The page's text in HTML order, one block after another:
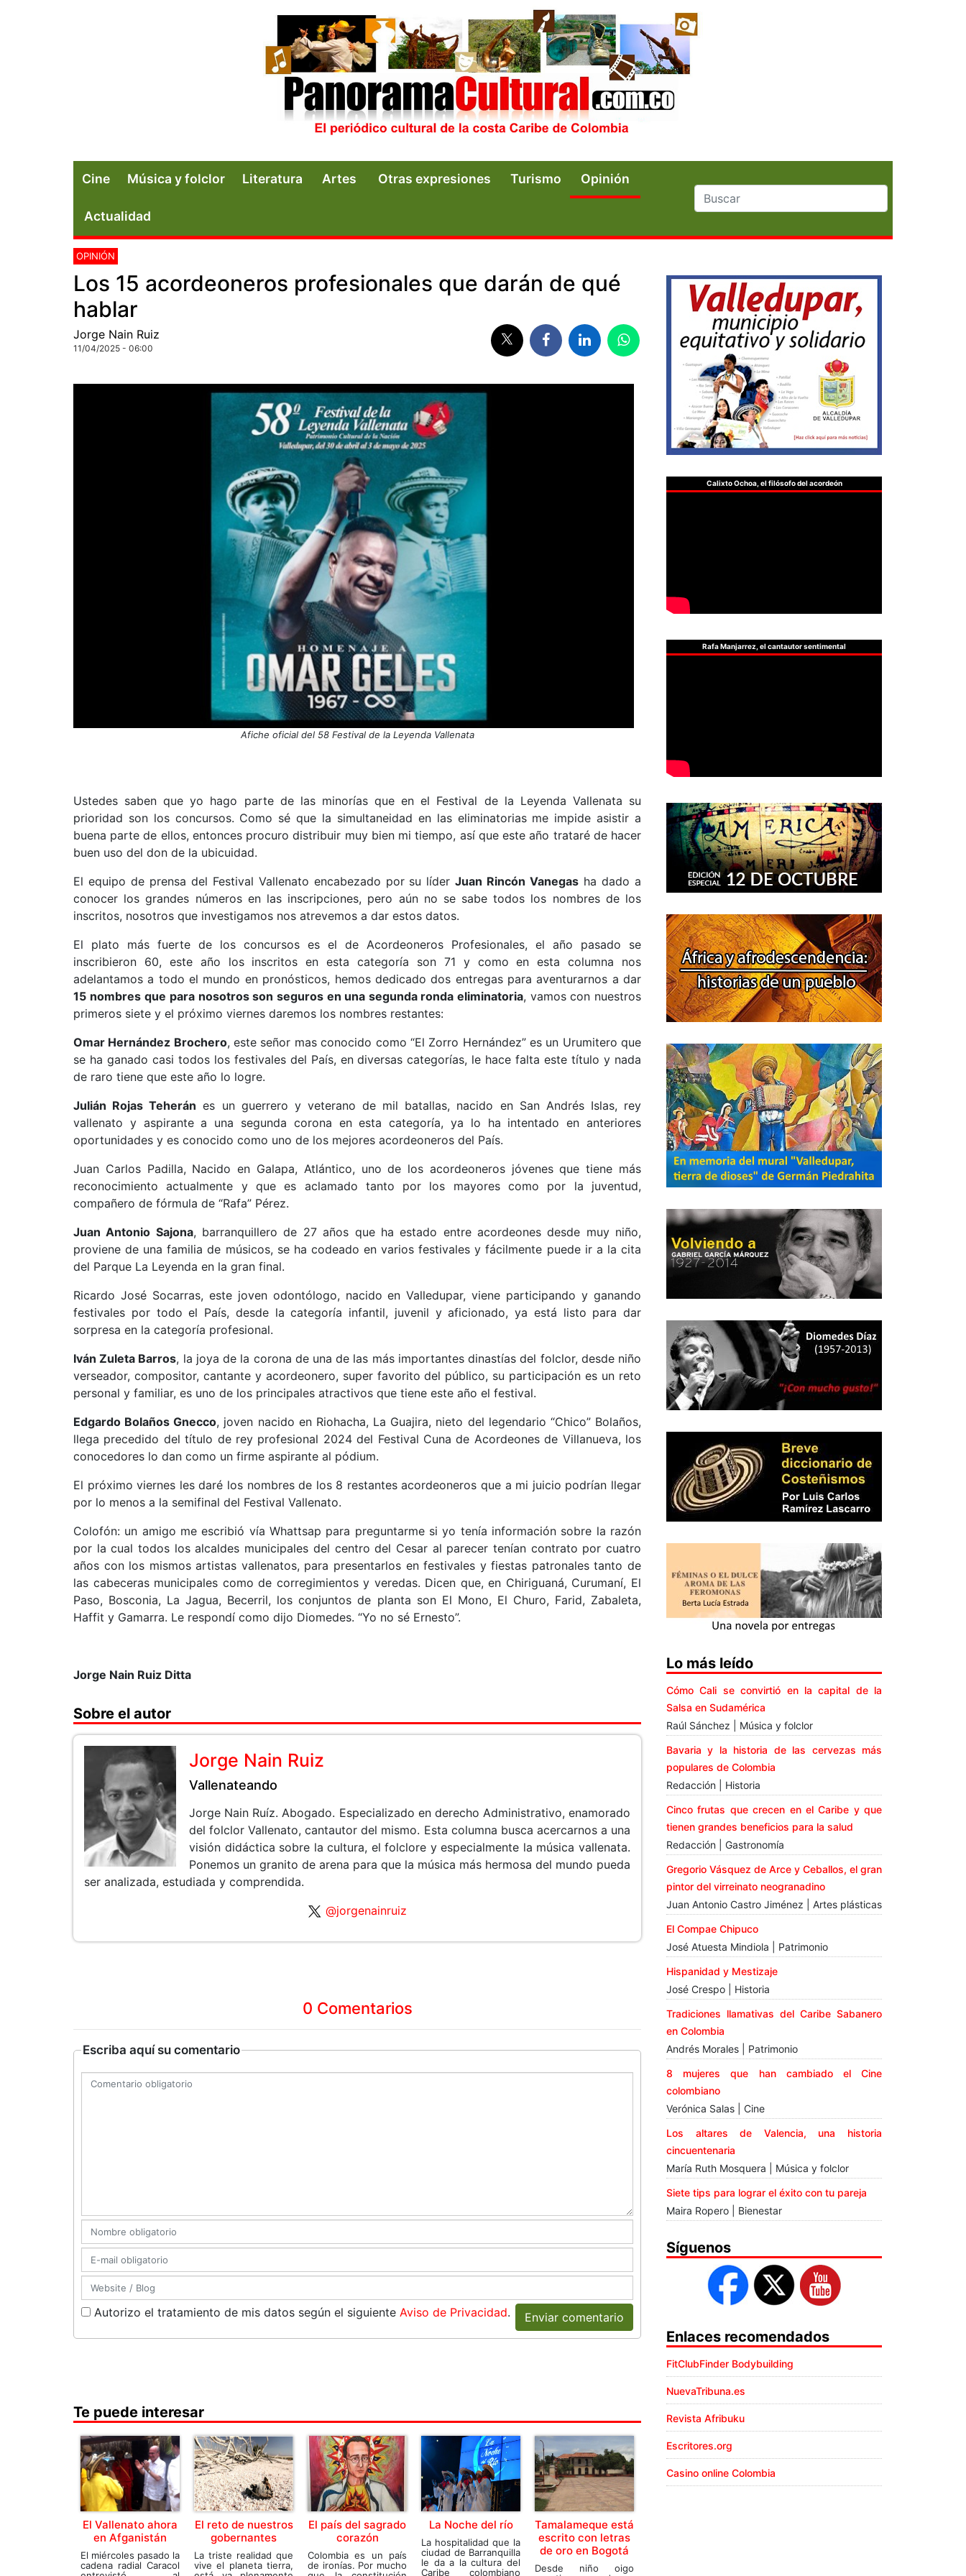
Cine Música y folclor Literatura Artes Otras expresiones Turismo Opinión
Actualidad
OPINIÓN
Los 15 acordeoneros profesionales que darán de qué
hablar
Jorge Nain Ruiz
11/04/2025 - 06:00
Afiche oficial del 58 Festival de la Leyenda Vallenata
Ustedes saben que yo hago parte de las minorías que en el Festival de la Leyenda Vallenata su
prioridad son los concursos. Como sé que la simultaneidad en las eliminatorias me impide asistir a
buena parte de ellos, entonces procuro distribuir muy bien mi tiempo, así que este año trataré de hacer
buen uso del don de la ubicuidad.
El equipo de prensa del Festival Vallenato encabezado por su líderJuan Rincón Vanegas ha dado a
conocer los grandes números en las inscripciones, pero aún no se sabe todos los nombres de los
inscritos, nosotros que investigamos nos atrevemos a dar estos datos.
El plato más fuerte de los concursos es el de Acordeoneros Profesionales, el año pasado se
inscribieron 60, este año los inscritos en esta categoría son 71 y como en esta columna nos
adelantamos a todo el mundo en pronósticos, hemos dedicado dos entregas para aventurarnos a dar
15 nombres que para nosotros son seguros en una segunda ronda eliminatoria, vamos con nuestros
primeros siete y el próximo viernes daremos los nombres restantes:
Omar Hernández Brochero, este señor mas conocido como “El Zorro Hernández” es un Urumitero que
se ha ganado casi todos los festivales del País, en diversas categorías, le hace falta este título y nada
de raro tiene que este año lo logre.
Julián Rojas Teherán es un guerrero y veterano de mil batallas, nacido en San Andrés Islas, rey
vallenato y aspirante a una segunda corona en esta categoría, ya lo ha intentado en anteriores
oportunidades y es conocido como uno de los mejores acordeoneros del País.
Juan Carlos Padilla, Nacido en Galapa, Atlántico, uno de los acordeoneros jóvenes que tiene más
reconocimiento actualmente y que es aclamado tanto por los mayores como por la juventud,
compañero de fórmula de “Rafa” Pérez.
Juan Antonio Sajona, barranquillero de 27 años que ha estado entre acordeones desde muy niño,
proviene de una familia de músicos, se ha codeado en varios festivales y fácilmente puede ir a la cita
del Parque La Leyenda en la gran final.
Ricardo José Socarras, este joven odontólogo, nacido en Valledupar, viene participando y ganando
festivales por todo el País, desde la categoría infantil, juvenil y aficionado, ya está listo para dar
sorpresa en la categoría profesional.
Iván Zuleta Barros, la joya de la corona de una de las más importantes dinastías del folclor, desde niño
verseador, compositor, cantante y acordeonero, super favorito del público, su participación es un reto
personal y familiar, es uno de los principales atractivos que tiene este año el festival.
Edgardo Bolaños Gnecco, joven nacido en Riohacha, La Guajira, nieto del legendario “Chico” Bolaños,
llega precedido del título de rey profesional 2024 del Festival Cuna de Acordeones de Villanueva, los
conocedores lo dan como un firme aspirante al pódium.
El próximo viernes les daré los nombres de los 8 restantes acordeoneros que a mi juicio podrían llegar
por lo menos a la semifinal del Festival Vallenato.
Colofón: un amigo me escribió vía Whattsap para preguntarme si yo tenía información sobre la razón
por la cual todos los alcaldes municipales del centro del Cesar al parecer tenían contrato por cuatro
años con los mismos artistas vallenatos, para presentarlos en festivales y fiestas patronales tanto de
las cabeceras municipales como de corregimientos y veredas. Dicen que, en Chiriguaná, Curumaní, El
Paso, Bosconia, La Jagua, Becerril, los conjuntos de planta son El Mono, El Churo, Farid, Zabaleta,
Haffit y Gamarra. Le respondí como dijo Diomedes. “Yo no sé Ernesto”.
Jorge Nain Ruiz Ditta
Sobre el autor
Jorge Nain Ruiz
Vallenateando
Jorge Nain Ruíz. Abogado. Especializado en derecho Administrativo, enamorado
del folclor Vallenato, cantautor del mismo. Esta columna busca acercarnos a una
visión didáctica sobre la cultura, el folclore y especialmente la música vallenata.
Ponemos un granito de arena para que la música más hermosa del mundo pueda
ser analizada, estudiada y comprendida.
@jorgenainruiz
0 Comentarios
Escriba aquí su comentario
Autorizo el tratamiento de mis datos según el siguiente Aviso de Privacidad. Enviar comentario
Te puede interesar
El Vallenato ahora
en Afganistán
El miércoles pasado la
cadena radial Caracol
El reto de nuestros
gobernantes
La triste realidad que
vive el planeta tierra,
El país del sagrado
corazón
Colombia es un país
de ironías. Por mucho
La Noche del río
La hospitalidad que la
ciudad de Barranquilla
le da a la cultura del
Caribe colombiano
Tamalameque está
escrito con letras
de oro en Bogotá
Desde niño oigo
Calixto Ochoa, el filósofo del acordeón
Rafa Manjarrez, el cantautor sentimental
Lo más leído
Cómo Cali se convirtió en la capital de la
Salsa en Sudamérica
Raúl Sánchez | Música y folclor
Bavaria y la historia de las cervezas más
populares de Colombia
Redacción | Historia
Cinco frutas que crecen en el Caribe y que
tienen grandes beneficios para la salud
Redacción | Gastronomía
Gregorio Vásquez de Arce y Ceballos, el gran
pintor del virreinato neogranadino
Juan Antonio Castro Jiménez | Artes plásticas
El Compae Chipuco
José Atuesta Mindiola | Patrimonio
Hispanidad y Mestizaje
José Crespo | Historia
Tradiciones llamativas del Caribe Sabanero
en Colombia
Andrés Morales | Patrimonio
8 mujeres que han cambiado el Cine
colombiano
Verónica Salas | Cine
Los altares de Valencia, una historia
cincuentenaria
María Ruth Mosquera | Música y folclor
Siete tips para lograr el éxito con tu pareja
Maira Ropero | Bienestar
Síguenos
Enlaces recomendados
FitClubFinder Bodybuilding
NuevaTribuna.es
Revista Afribuku
Escritores.org
Casino online Colombia